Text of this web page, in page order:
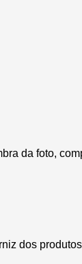
da foto,
dos